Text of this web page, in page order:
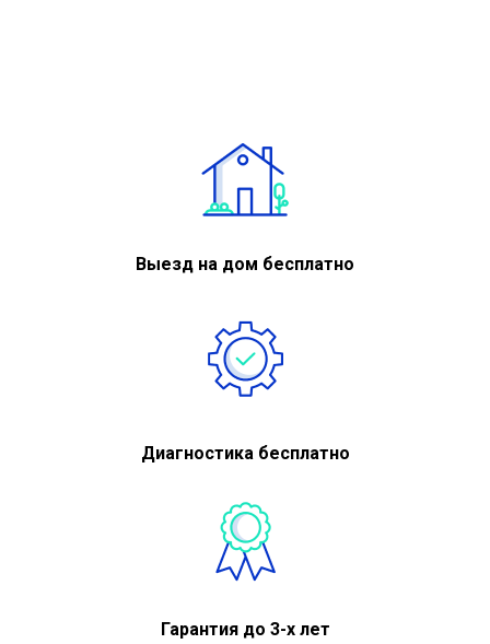
Выезд на дом бесплатно
Диагностика бесплатно
Гарантия до 3-х лет